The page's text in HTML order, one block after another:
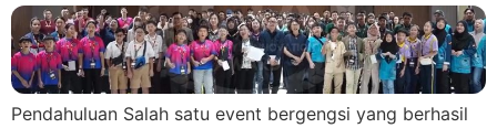
Pendahuluan Salah satu event bergengsi yang berhasil